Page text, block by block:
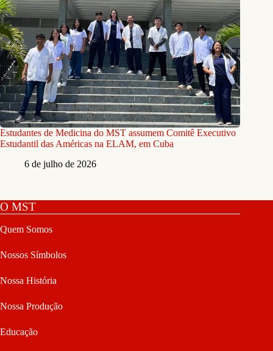
Estudantes de Medicina do MST assumem Comitê Executivo
Estudantil das Américas na ELAM, em Cuba
6 de julho de 2026
O MST
Quem Somos
Nossos Símbolos
Nossa História
Nossa Produção
Educação